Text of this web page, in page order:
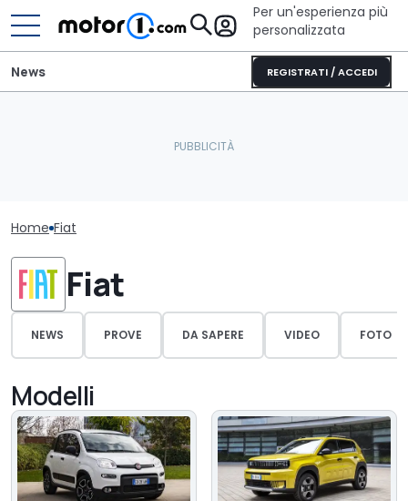
Per un'esperienza più
personalizzata
REGISTRATI / ACCEDI
News
Home Fiat
Fiat
NEWS PROVE DA SAPERE VIDEO FOTO
Modelli